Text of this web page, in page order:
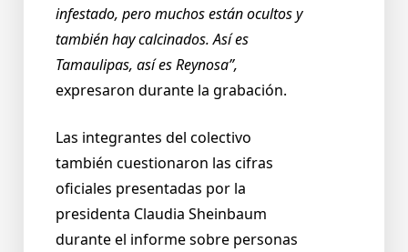
infestado, pero muchos están ocultos y
también hay calcinados. Así es
Tamaulipas, así es Reynosa”,
expresaron durante la grabación.
Las integrantes del colectivo
también cuestionaron las cifras
oficiales presentadas por la
presidenta Claudia Sheinbaum
durante el informe sobre personas